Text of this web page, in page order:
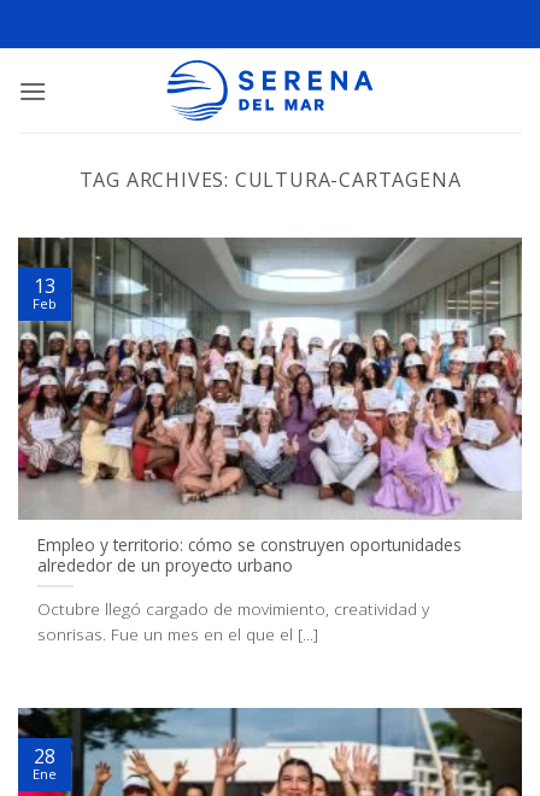
TAG ARCHIVES: CULTURA-CARTAGENA
Empleo y territorio: cómo se construyen oportunidades
alrededor de un proyecto urbano
Octubre llegó cargado de movimiento, creatividad y
sonrisas. Fue un mes en el que el [...]
13
Feb
28
Ene